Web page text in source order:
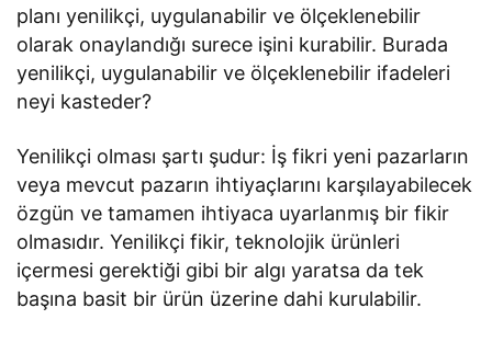
planı yenilikçi, uygulanabilir ve ölçeklenebilir
olarak onaylandığı surece işini kurabilir. Burada
yenilikçi, uygulanabilir ve ölçeklenebilir ifadeleri
neyi kasteder?
Yenilikçi olması şartı şudur: İş fikri yeni pazarların
veya mevcut pazarın ihtiyaçlarını karşılayabilecek
özgün ve tamamen ihtiyaca uyarlanmış bir fikir
olmasıdır. Yenilikçi fikir, teknolojik ürünleri
içermesi gerektiği gibi bir algı yaratsa da tek
başına basit bir ürün üzerine dahi kurulabilir.